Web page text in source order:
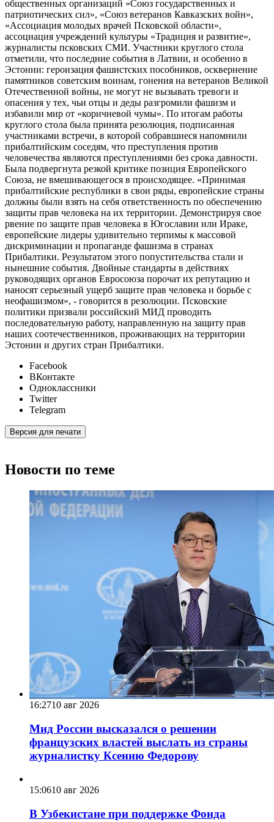
общественных организаций «Союз государственных и
патриотических сил», «Союз ветеранов Кавказских войн»,
«Ассоциация молодых врачей Псковской области»,
ассоциация учреждений культуры «Традиция и развитие»,
журналисты псковских СМИ. Участники круглого стола
отметили, что последние события в Латвии, и особенно в
Эстонии: героизация фашистских пособников, осквернение
памятников советским воинам, гонения на ветеранов Великой
Отечественной войны, не могут не вызывать тревоги и
опасения у тех, чьи отцы и деды разгромили фашизм и
избавили мир от «коричневой чумы». По итогам работы
круглого стола была принята резолюция, подписанная
участниками встречи, в которой собравшиеся напомнили
прибалтийским соседям, что преступления против
человечества являются преступлениями без срока давности.
Была подвергнута резкой критике позиция Европейского
Союза, не вмешивающегося в происходящее. «Принимая
прибалтийские республики в свои ряды, европейские страны
должны были взять на себя ответственность по обеспечению
защиты прав человека на их территории. Демонстрируя свое
рвение по защите прав человека в Югославии или Ираке,
европейские лидеры удивительно терпимы к массовой
дискриминации и пропаганде фашизма в странах
Прибалтики. Результатом этого попустительства стали и
нынешние события. Двойные стандарты в действиях
руководящих органов Евросоюза порочат их репутацию и
наносят серьезный ущерб защите прав человека и борьбе с
неофашизмом», - говорится в резолюции. Псковские
политики призвали российский МИД проводить
последовательную работу, направленную на защиту прав
наших соотечественников, проживающих на территории
Эстонии и других стран Прибалтики.
Facebook
ВКонтакте
Одноклассники
Twitter
Telegram
Версия для печати
Новости по теме
16:2710 авг 2026
Мид России высказался о решении
французских властей выслать из страны
журналистку Ксению Федорову
15:0610 авг 2026
В Узбекистане при поддержке Фонда